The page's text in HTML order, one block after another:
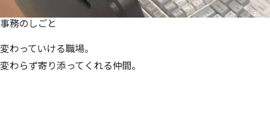
事務のしごと
変わっていける職場。
変わらず寄り添ってくれる仲間。